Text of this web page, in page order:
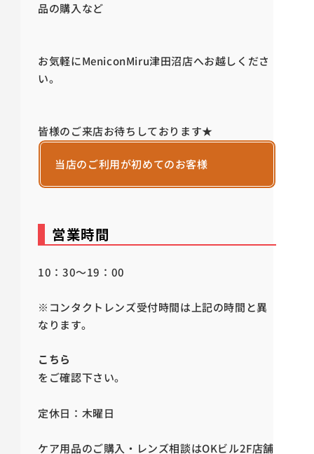
品の購入など
お気軽にMeniconMiru津田沼店へお越しくださ
い。
皆様のご来店お待ちしております★
当店のご利用が初めてのお客様
営業時間
10：30～19：00
※コンタクトレンズ受付時間は上記の時間と異
なります。
こちら
をご確認下さい。
定休日：木曜日
ケア用品のご購入・レンズ相談はOKビル2F店舗